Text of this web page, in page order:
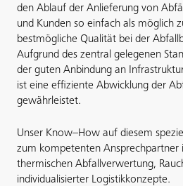
den Ablauf der Anlieferung von
und Kunden so einfach als möglich
bestmögliche Qualität bei der
Aufgrund des zentral gelegenen
der guten Anbindung an
ist eine effiziente Abwicklung der
gewährleistet.
Unser Know–How auf diesem
zum kompetenten Ansprechpartner
thermischen Abfallverwertung,
individualisierter Logistikkonzepte.